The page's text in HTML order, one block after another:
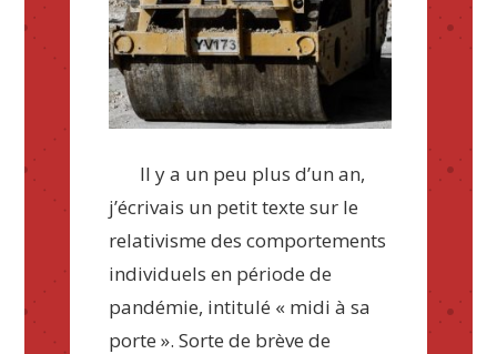
Il y a un peu plus d’un an,
j’écrivais un petit texte sur le
relativisme des comportements
individuels en période de
pandémie, intitulé « midi à sa
porte ». Sorte de brève de